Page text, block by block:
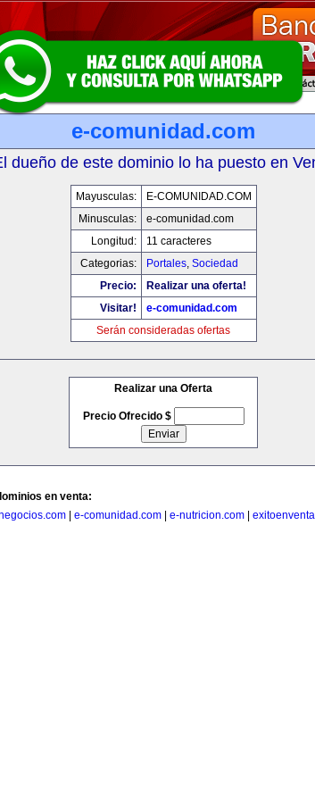
e-comunidad.com
dueño de este dominio lo ha puesto en
Mayusculas:
E-COMUNIDAD.COM
Minusculas:
e-comunidad.com
Longitud:
11 caracteres
Categorias:
Portales, Sociedad
Precio:
Realizar una oferta!
Visitar!
e-comunidad.com
Serán consideradas ofertas
Realizar una Oferta
Precio Ofrecido $
en venta:
e-comunidad.com e-nutricion.com